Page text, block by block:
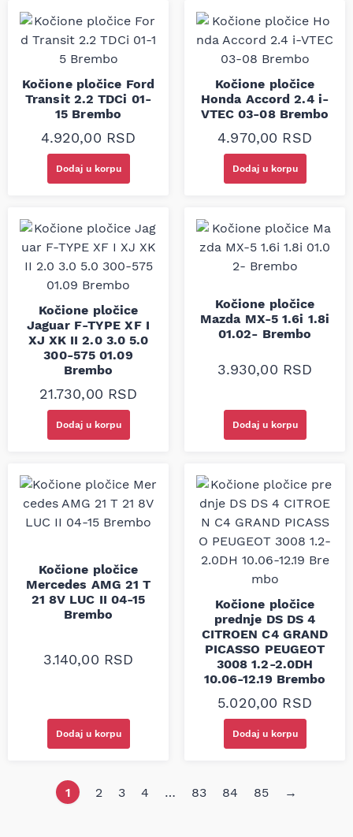
Kočione pločice Ford
Transit 2.2 TDCi 01-
15 Brembo
4.920,00 RSD
Dodaj u korpu
Kočione pločice
Honda Accord 2.4 i-
VTEC 03-08 Brembo
4.970,00 RSD
Dodaj u korpu
Kočione pločice
Jaguar F-TYPE XF I
XJ XK II 2.0 3.0 5.0
300-575 01.09
Brembo
21.730,00 RSD
Dodaj u korpu
Kočione pločice
Mazda MX-5 1.6i 1.8i
01.02- Brembo
3.930,00 RSD
Dodaj u korpu
Kočione pločice
Mercedes AMG 21 T
21 8V LUC II 04-15
Brembo
3.140,00 RSD
Dodaj u korpu
Kočione pločice
prednje DS DS 4
CITROEN C4 GRAND
PICASSO PEUGEOT
3008 1.2-2.0DH
10.06-12.19 Brembo
5.020,00 RSD
Dodaj u korpu
1 2 3 4 … 83 84 85 →